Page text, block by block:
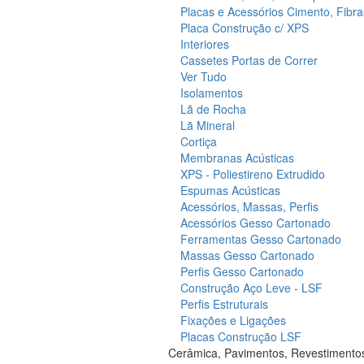
Placas e Acessórios Cimento,
Placa Construção c/ XPS
Interiores
Cassetes Portas de Correr
Ver Tudo
Isolamentos
Lã de Rocha
Lã Mineral
Cortiça
Membranas Acústicas
XPS - Poliestireno Extrudido
Espumas Acústicas
Acessórios, Massas, Perfis
Acessórios Gesso Cartonado
Ferramentas Gesso Cartonado
Massas Gesso Cartonado
Perfis Gesso Cartonado
Construção Aço Leve - LSF
Perfis Estruturais
Fixações e Ligações
Placas Construção LSF
Cerâmica, Pavimentos,